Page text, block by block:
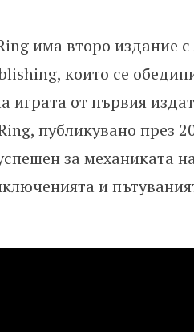
RPG по
има второ издание
които се
играта от първия
публикувано през
за механиката
и